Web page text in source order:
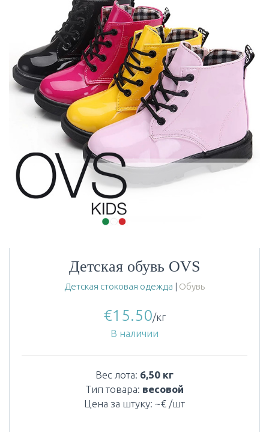
Детская обувь OVS
Детская стоковая одежда | Обувь
€15.50/кг
В наличии
Вес лота: 6,50 кг
Тип товара: весовой
Цена за штуку: ~€ /шт